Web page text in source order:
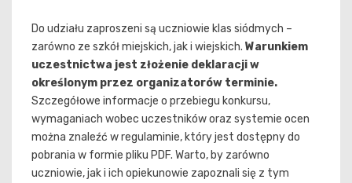
Do udziału zaproszeni są uczniowie klas siódmych –
zarówno ze szkół miejskich, jak i wiejskich. Warunkiem
uczestnictwa jest złożenie deklaracji w
określonym przez organizatorów terminie.
Szczegółowe informacje o przebiegu konkursu,
wymaganiach wobec uczestników oraz systemie ocen
można znaleźć w regulaminie, który jest dostępny do
pobrania w formie pliku PDF. Warto, by zarówno
uczniowie, jak i ich opiekunowie zapoznali się z tym